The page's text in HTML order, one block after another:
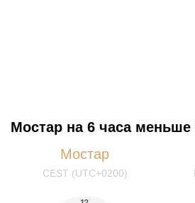
Мостар на 6 часа меньше
Мостар
CEST (UTC+0200)